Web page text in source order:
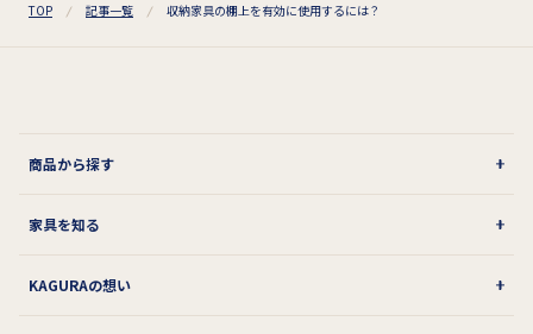
TOP 記事一覧 収納家具の棚上を有効に使用するには？
商品から探す
家具を知る
KAGURAの想い